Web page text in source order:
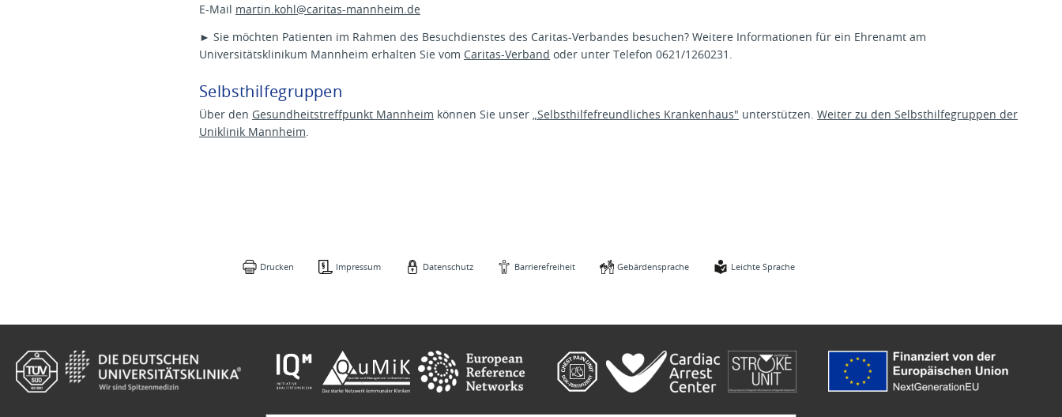
E-Mail martin.kohl@caritas-mannheim.de
► Sie möchten Patienten im Rahmen des Besuchdienstes des Caritas-Verbandes besuchen? Weitere Informationen für ein Ehrenamt am
Universitätsklinikum Mannheim erhalten Sie vom Caritas-Verband oder unter Telefon 0621/1260231.
Selbsthilfegruppen
Über den Gesundheitstreffpunkt Mannheim können Sie unser „Selbsthilfefreundliches Krankenhaus" unterstützen. Weiter zu den Selbsthilfegruppen der
Uniklinik Mannheim.
Drucken Impressum Datenschutz Barrierefreiheit Gebärdensprache Leichte Sprache